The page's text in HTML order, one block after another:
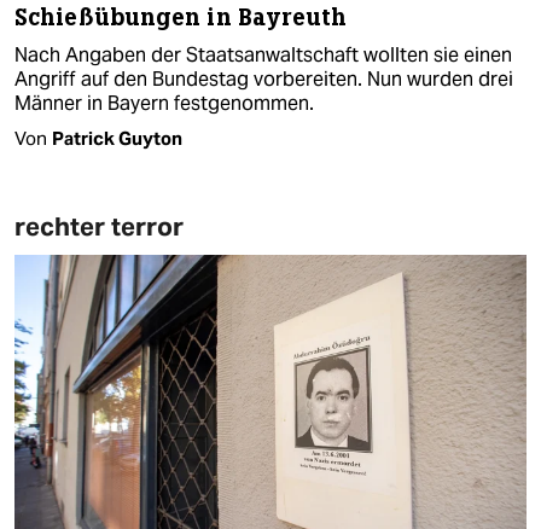
Schießübungen in Bayreuth
Nach Angaben der Staatsanwaltschaft wollten sie einen
Angriff auf den Bundestag vorbereiten. Nun wurden drei
Männer in Bayern festgenommen.
Von Patrick Guyton
rechter terror